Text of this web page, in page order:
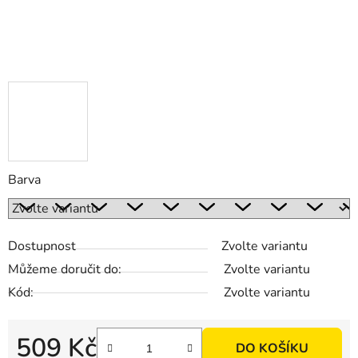
Barva
Dostupnost
Zvolte variantu
Můžeme doručit do:
Zvolte variantu
Kód:
Zvolte variantu
509 Kč DO KOŠÍKU